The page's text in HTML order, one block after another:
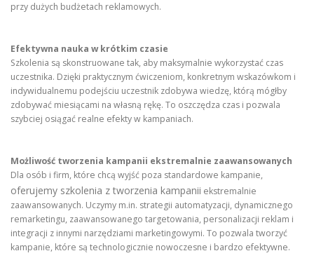
przy dużych budżetach reklamowych.
Efektywna nauka w krótkim czasie
Szkolenia są skonstruowane tak, aby maksymalnie wykorzystać czas
uczestnika. Dzięki praktycznym ćwiczeniom, konkretnym wskazówkom i
indywidualnemu podejściu uczestnik zdobywa wiedzę, którą mógłby
zdobywać miesiącami na własną rękę. To oszczędza czas i pozwala
szybciej osiągać realne efekty w kampaniach.
Możliwość tworzenia kampanii ekstremalnie zaawansowanych
Dla osób i firm, które chcą wyjść poza standardowe kampanie,
oferujemy szkolenia z tworzenia kampanii ekstremalnie
zaawansowanych. Uczymy m.in. strategii automatyzacji, dynamicznego
remarketingu, zaawansowanego targetowania, personalizacji reklam i
integracji z innymi narzędziami marketingowymi. To pozwala tworzyć
kampanie, które są technologicznie nowoczesne i bardzo efektywne.